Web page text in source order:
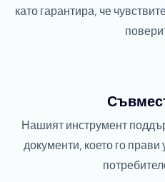
като гарантира, че
Нашият инструмент
документи, което го